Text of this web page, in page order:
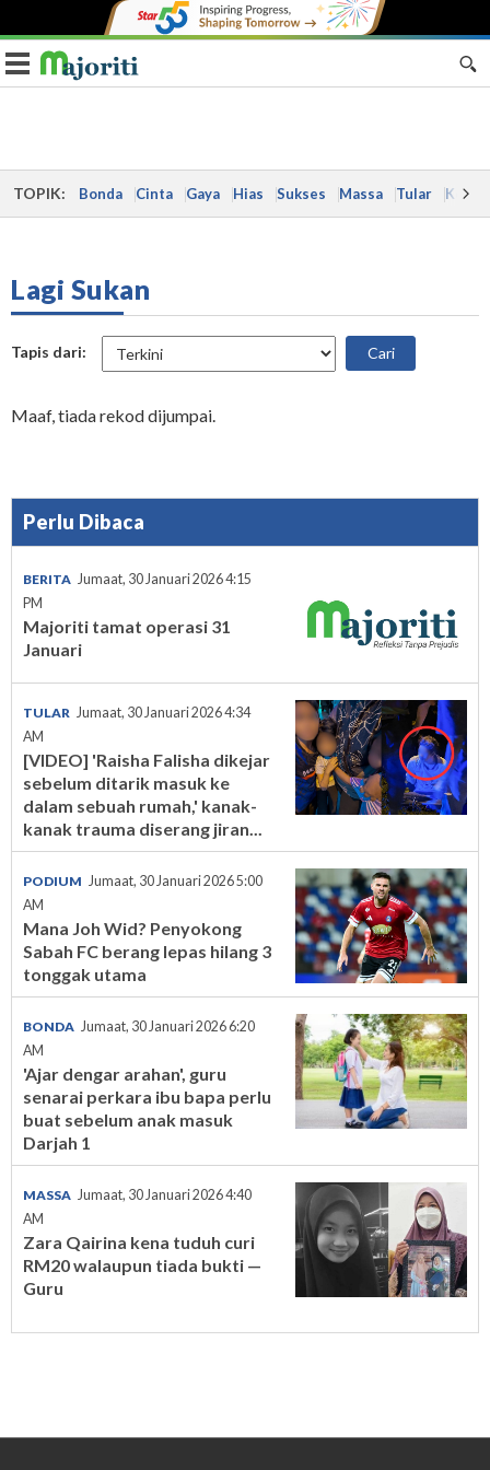
Toggle navigation
TOPIK: Bonda Cinta Gaya Hias Sukses Massa Tular Kes
Lagi Sukan
Tapis dari:
Maaf, tiada rekod dijumpai.
Perlu Dibaca
BERITA Jumaat, 30 Januari 2026 4:15
PM
Majoriti tamat operasi 31
Januari
TULAR Jumaat, 30 Januari 2026 4:34
AM
[VIDEO] 'Raisha Falisha dikejar
sebelum ditarik masuk ke
dalam sebuah rumah,' kanak-
kanak trauma diserang jiran...
PODIUM Jumaat, 30 Januari 2026 5:00
AM
Mana Joh Wid? Penyokong
Sabah FC berang lepas hilang 3
tonggak utama
BONDA Jumaat, 30 Januari 2026 6:20
AM
'Ajar dengar arahan', guru
senarai perkara ibu bapa perlu
buat sebelum anak masuk
Darjah 1
MASSA Jumaat, 30 Januari 2026 4:40
AM
Zara Qairina kena tuduh curi
RM20 walaupun tiada bukti —
Guru